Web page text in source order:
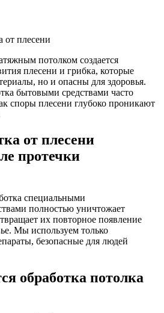
от плесени
потолком создается
плесени и грибка, которые
но и опасны для здоровья.
бытовыми средствами часто
споры плесени глубоко проникают
от плесени
протечки
специальными
полностью уничтожает
их повторное появление
Мы используем только
безопасные для людей
обработка потолка